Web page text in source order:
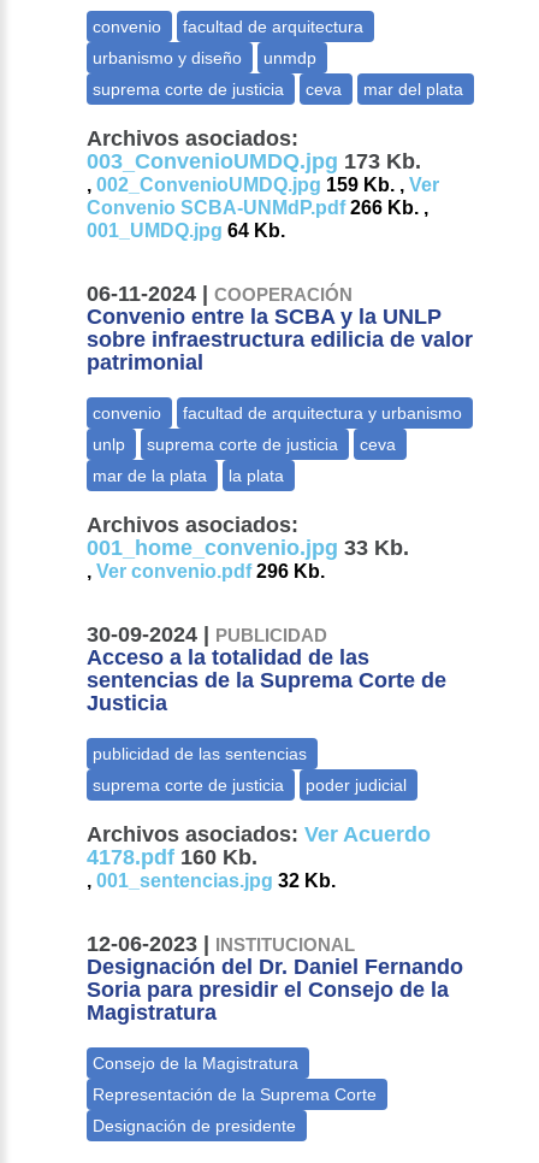
Archivos asociados:
003_ConvenioUMDQ.jpg 173 Kb.
,002_ConvenioUMDQ.jpg 159 Kb. ,Ver
Convenio SCBA-UNMdP.pdf266 Kb. ,
001_UMDQ.jpg 64 Kb.
06-11-2024 |COOPERACIÓN
Convenio entre la SCBA y la UNLP
sobre infraestructura edilicia de valor
patrimonial
Archivos asociados:
001_home_convenio.jpg 33 Kb.
,Ver convenio.pdf296 Kb.
30-09-2024 | PUBLICIDAD
Acceso a la totalidad de las
sentencias de la Suprema Corte de
Justicia
Archivos asociados: Ver Acuerdo
4178.pdf 160 Kb.
,001_sentencias.jpg 32 Kb.
12-06-2023 | INSTITUCIONAL
Designación del Dr. Daniel Fernando
Soria para presidir el Consejo de la
Magistratura